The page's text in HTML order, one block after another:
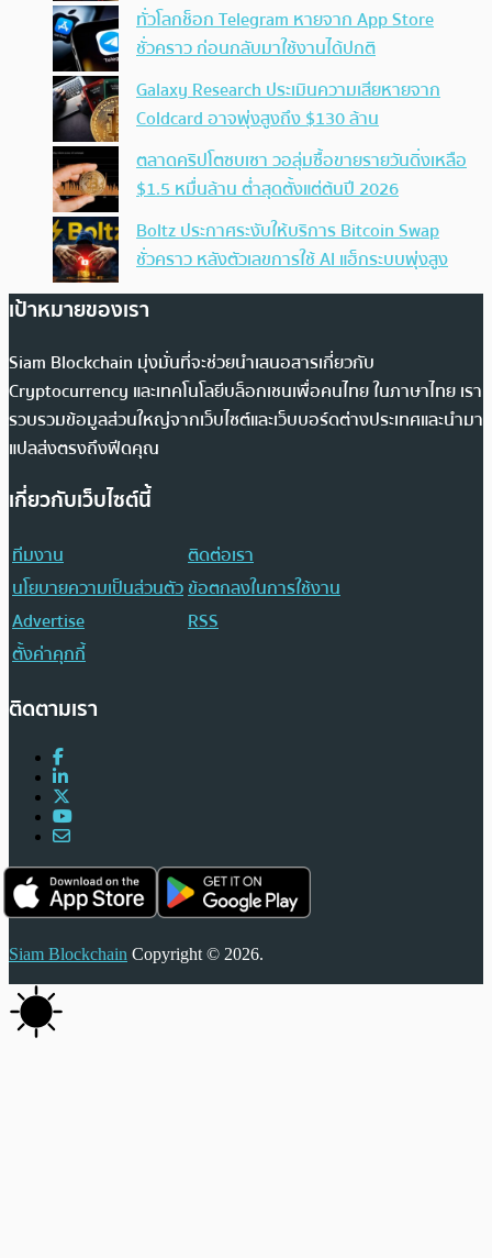
ทั่วโลกช็อก Telegram หายจาก App Store
ชั่วคราว ก่อนกลับมาใช้งานได้ปกติ
Galaxy Research ประเมินความเสียหายจาก
Coldcard อาจพุ่งสูงถึง $130 ล้าน
ตลาดคริปโตซบเซา วอลุ่มซื้อขายรายวันดิ่งเหลือ
$1.5 หมื่นล้าน ต่ำสุดตั้งแต่ต้นปี 2026
Boltz ประกาศระงับให้บริการ Bitcoin Swap
ชั่วคราว หลังตัวเลขการใช้ AI แฮ็กระบบพุ่งสูง
เป้าหมายของเรา
Siam Blockchain มุ่งมั่นที่จะช่วยนำเสนอสารเกี่ยวกับ
Cryptocurrency และเทคโนโลยีบล็อกเชนเพื่อคนไทย ในภาษาไทย เรา
รวบรวมข้อมูลส่วนใหญ่จากเว็บไซต์และเว็บบอร์ดต่างประเทศและนำมา
แปลส่งตรงถึงฟีดคุณ
เกี่ยวกับเว็บไซต์นี้
ทีมงาน
ติดต่อเรา
นโยบายความเป็นส่วนตัวข้อตกลงในการใช้งาน
Advertise
RSS
ตั้งค่าคุกกี้
ติดตามเรา
Siam Blockchain Copyright © 2026.